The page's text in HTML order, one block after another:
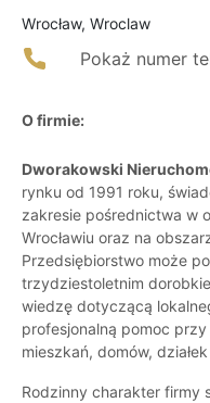
Wrocław, Wroclaw
Pokaż numer
O firmie:
Dworakowski
rynku od 1991 roku,
zakresie pośrednictwa w
Wrocławiu oraz na
Przedsiębiorstwo może
trzydziestoletnim
wiedzę dotyczącą
profesjonalną pomoc
mieszkań, domów,
Rodzinny charakter firmy